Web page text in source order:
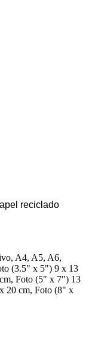
reciclado
A4, A5, A6,
(3.5" x 5") 9 x 13
Foto (5" x 7") 13
20 cm, Foto (8" x